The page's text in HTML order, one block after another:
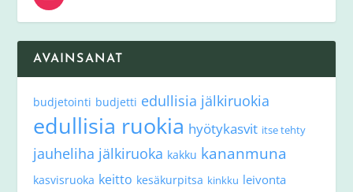
AVAINSANAT
budjetointi budjetti edullisia jälkiruokia
edullisia ruokia hyötykasvit itse tehty
jauheliha jälkiruoka kakku kananmuna
kasvisruoka keitto kesäkurpitsa kinkku leivonta